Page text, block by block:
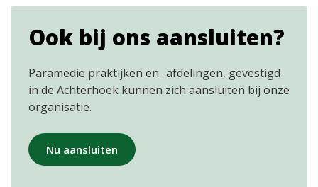
Ook bij ons aansluiten?
Paramedie praktijken en -afdelingen, gevestigd
in de Achterhoek kunnen zich aansluiten bij onze
organisatie.
Nu aansluiten